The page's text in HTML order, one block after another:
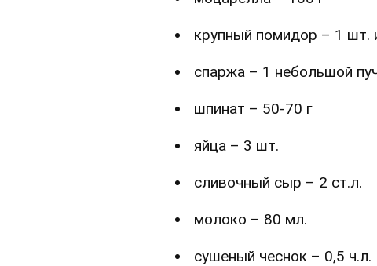
крупный помидор – 1 шт.
спаржа – 1 небольшой
шпинат – 50-70 г
яйца – 3 шт.
сливочный сыр – 2 ст.л.
молоко – 80 мл.
сушеный чеснок – 0,5 ч.л.